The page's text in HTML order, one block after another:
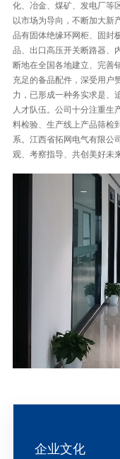
化、冶金、煤矿、发电厂等
以市场为导向，不断加大新
品有固体绝缘环网柜、固封
品、出口高压开关断路器、
断地在全国各地建立、完善
充足的备品配件，深受用户
力，已形成一种务实求是、
人才队伍。公司十分注重生
料检验、生产线上产品筛检
系。江西省拓网电气有限公
观、考察指导、共创美好未
企业文化